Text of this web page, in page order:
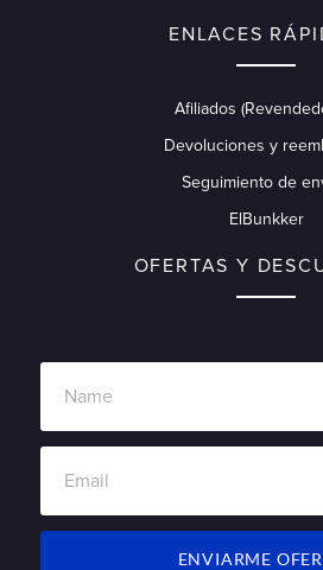
ENLACES
Afiliados
Devoluciones y
Seguimiento de
ElBunkker
OFERTAS Y
ENVIARME